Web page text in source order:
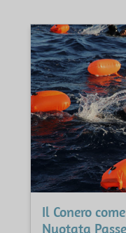
Il Conero
Nuotata